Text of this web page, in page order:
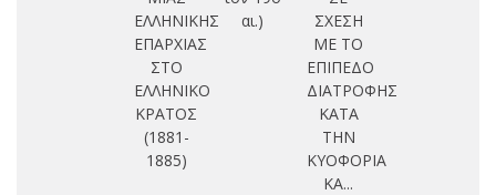
ΕΛΛΗΝΙΚΗΣ
ΕΠΑΡΧΙΑΣ
ΣΤΟ
ΕΛΛΗΝΙΚΟ
ΚΡΑΤΟΣ
(1881-
1885)
αι.)
ΣΧΕΣΗ
ΜΕ ΤΟ
ΕΠΙΠΕΔΟ
ΔΙΑΤΡΟΦΗΣ
ΚΑΤΑ
ΤΗΝ
ΚΥΟΦΟΡΙΑ
ΚΑ...